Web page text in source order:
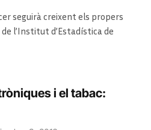
seguirà creixent els propers
l’Institut d’Estadística de
i el tabac: